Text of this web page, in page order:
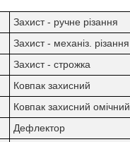
Захист - ручне різання
Захист - механіз. різання
Захист - строжка
Ковпак захисний
Ковпак захисний омічний
Дефлектор